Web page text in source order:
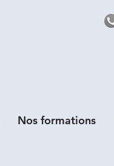
Nos formations